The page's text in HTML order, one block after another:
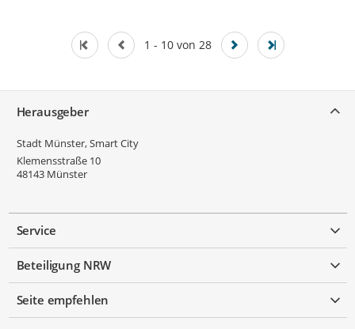
1 - 10 von 28
Herausgeber
Stadt Münster, Smart City
Klemensstraße 10
48143 Münster
Service
Beteiligung NRW
Seite empfehlen